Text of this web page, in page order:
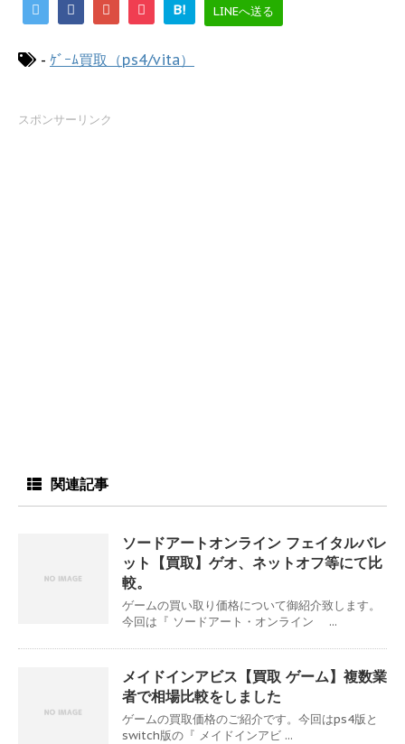
B! LINEへ送る
- ｹﾞｰﾑ買取（ps4/vita）
スポンサーリンク
関連記事
ソードアートオンライン フェイタルバレ
ット【買取】ゲオ、ネットオフ等にて比
較。
ゲームの買い取り価格について御紹介致します。
今回は『 ソードアート・オンライン ...
メイドインアビス【買取 ゲーム】複数業
者で相場比較をしました
ゲームの買取価格のご紹介です。今回はps4版と
switch版の『 メイドインアビ ...